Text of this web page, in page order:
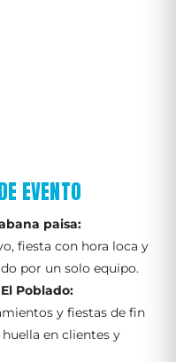
EVENTO
paisa:
fiesta con hora loca y
por un solo equipo.
Poblado:
y fiestas de fin
en clientes y